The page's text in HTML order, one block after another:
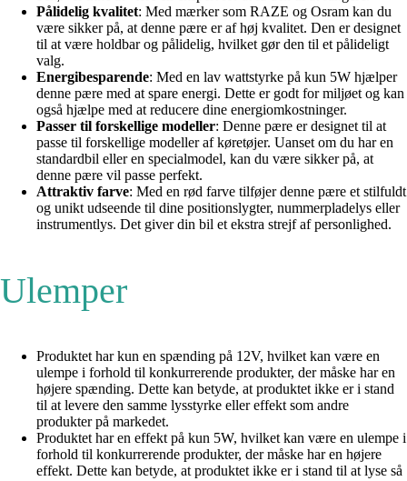
Pålidelig kvalitet: Med mærker som RAZE og Osram kan du
være sikker på, at denne pære er af høj kvalitet. Den er designet
til at være holdbar og pålidelig, hvilket gør den til et pålideligt
valg.
Energibesparende: Med en lav wattstyrke på kun 5W hjælper
denne pære med at spare energi. Dette er godt for miljøet og kan
også hjælpe med at reducere dine energiomkostninger.
Passer til forskellige modeller: Denne pære er designet til at
passe til forskellige modeller af køretøjer. Uanset om du har en
standardbil eller en specialmodel, kan du være sikker på, at
denne pære vil passe perfekt.
Attraktiv farve: Med en rød farve tilføjer denne pære et stilfuldt
og unikt udseende til dine positionslygter, nummerpladelys eller
instrumentlys. Det giver din bil et ekstra strejf af personlighed.
Ulemper
Produktet har kun en spænding på 12V, hvilket kan være en
ulempe i forhold til konkurrerende produkter, der måske har en
højere spænding. Dette kan betyde, at produktet ikke er i stand
til at levere den samme lysstyrke eller effekt som andre
produkter på markedet.
Produktet har en effekt på kun 5W, hvilket kan være en ulempe i
forhold til konkurrerende produkter, der måske har en højere
effekt. Dette kan betyde, at produktet ikke er i stand til at lyse så